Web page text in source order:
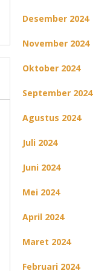
Desember 2024
November 2024
Oktober 2024
September 2024
Agustus 2024
Juli 2024
Juni 2024
Mei 2024
April 2024
Maret 2024
Februari 2024